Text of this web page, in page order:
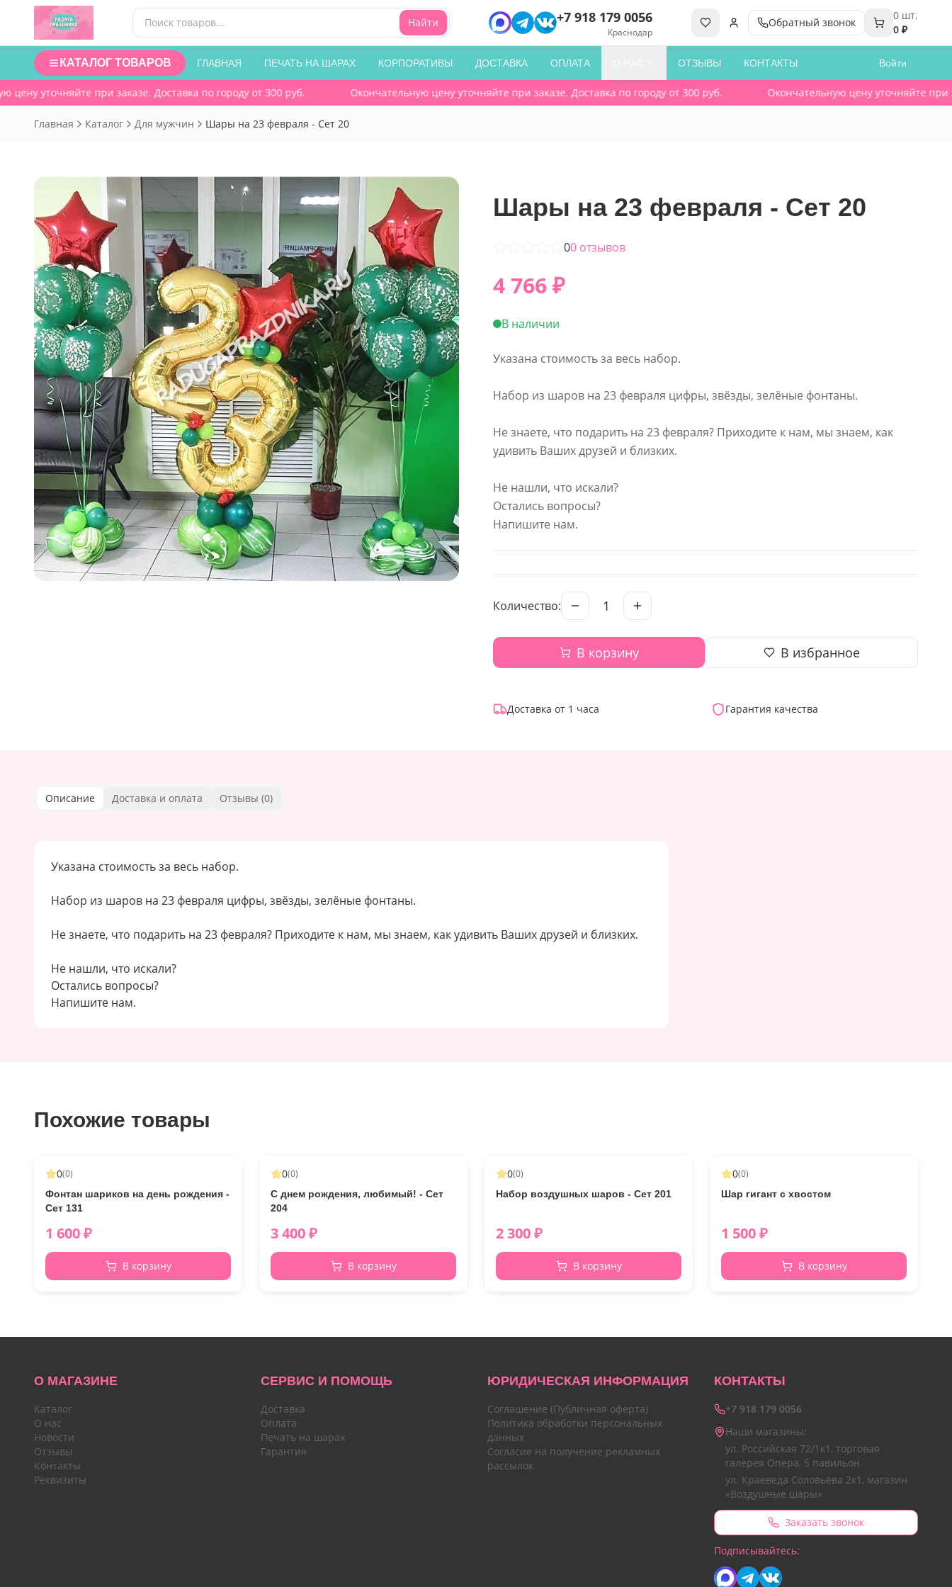
Найти +7 918 179 0056
Краснодар
Обратный звонок
0 шт.
0 ₽
КАТАЛОГ ТОВАРОВ ГЛАВНАЯ ПЕЧАТЬ НА ШАРАХ КОРПОРАТИВЫ ДОСТАВКА ОПЛАТА ОТЗЫВЫ КОНТАКТЫ Войти
уточняйте при заказе. Доставка по городу от 300 руб. Окончательную цену уточняйте при заказе. Доставка по городу от 300 руб. Окончательную цену уточняйте при
Главная Каталог Для мужчин Шары на 23 февраля - Сет 20
Шары на 23 февраля - Сет 20
00 отзывов
4 766 ₽
В наличии
Указана стоимость за весь набор.
Набор из шаров на 23 февраля цифры, звёзды, зелёные фонтаны.
Не знаете, что подарить на 23 февраля? Приходите к нам, мы знаем, как
удивить Ваших друзей и близких.
Не нашли, что искали?
Остались вопросы?
Напишите нам.
Количество: 1
В корзину В избранное
Доставка от 1 часа Гарантия качества
Описание Доставка и оплата Отзывы (0)
Указана стоимость за весь набор.
Набор из шаров на 23 февраля цифры, звёзды, зелёные фонтаны.
Не знаете, что подарить на 23 февраля? Приходите к нам, мы знаем, как удивить Ваших друзей и близких.
Не нашли, что искали?
Остались вопросы?
Напишите нам.
Похожие товары
0(0)
Фонтан шариков на день рождения -
Сет 131
1 600₽
В корзину
0(0)
С днем рождения, любимый! - Сет
204
3 400₽
В корзину
0(0)
Набор воздушных шаров - Сет 201
2 300₽
В корзину
0(0)
Шар гигант с хвостом
1 500₽
В корзину
О МАГАЗИНЕ
Каталог
О нас
Новости
Отзывы
Контакты
Реквизиты
СЕРВИС И ПОМОЩЬ
Доставка
Оплата
Печать на шарах
Гарантия
ЮРИДИЧЕСКАЯ ИНФОРМАЦИЯ
Соглашение (Публичная оферта)
Политика обработки персональных
данных
Согласие на получение рекламных
рассылок
КОНТАКТЫ
+7 918 179 0056
Наши магазины:
ул. Российская 72/1к1, торговая
галерея Опера, 5 павильон
ул. Краеведа Соловьёва 2к1, магазин
«Воздушные шары»
Заказать звонок
Подписывайтесь: